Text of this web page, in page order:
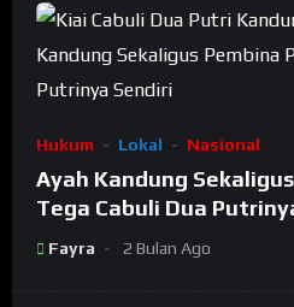
Hukum Lokal Nasional
Ayah Kandung
Tega Cabuli Dua
Fayra 2 Bulan Ago